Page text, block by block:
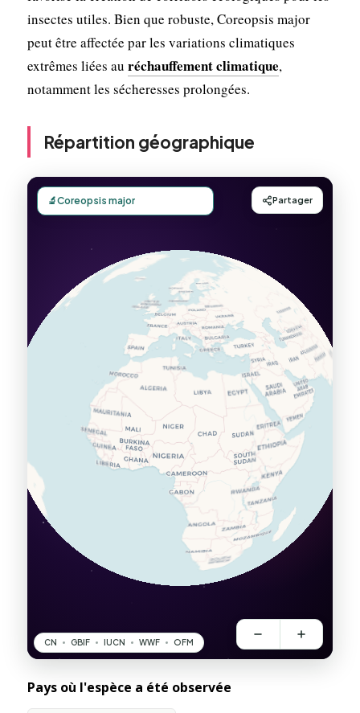
insectes utiles. Bien que robuste, Coreopsis major
peut être affectée par les variations climatiques
extrêmes liées au réchauffement climatique,
notamment les sécheresses prolongées.
Répartition géographique
Pays où l'espèce a été observée